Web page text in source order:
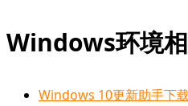
Windows环境
Windows 10更新助手下